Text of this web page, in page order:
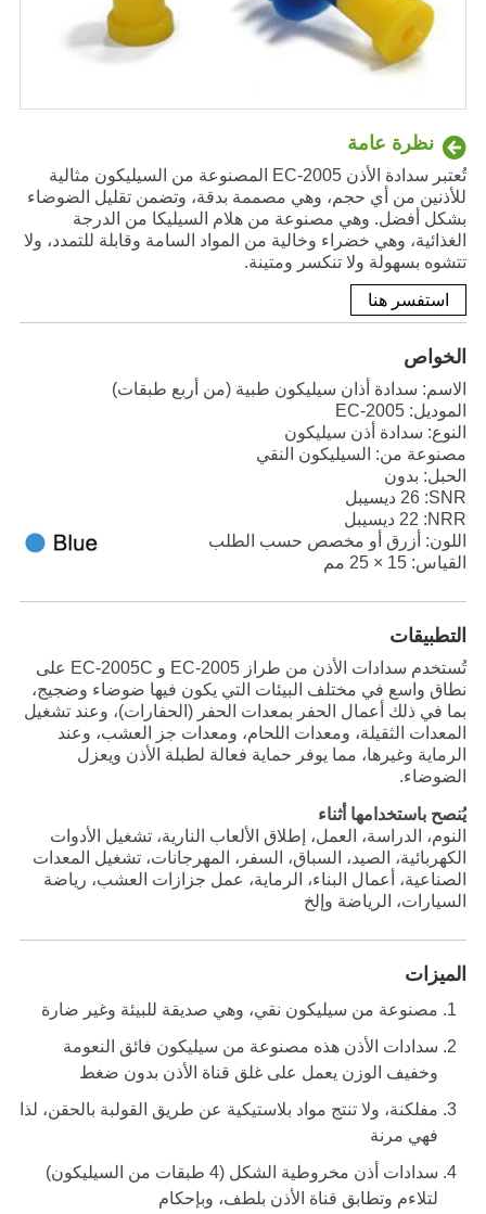
نظرة عامة
تُعتبر سدادة الأذن EC-2005 المصنوعة من السيليكون مثالية
للأذنين من أي حجم، وهي مصممة بدقة، وتضمن تقليل الضوضاء
بشكل أفضل. وهي مصنوعة من هلام السيليكا من الدرجة
الغذائية، وهي خضراء وخالية من المواد السامة وقابلة للتمدد، ولا
تتشوه بسهولة ولا تنكسر ومتينة.
استفسر هنا
الخواص
الاسم: سدادة أذان سيليكون طبية (من أربع طبقات)
الموديل: EC-2005
النوع: سدادة أذن سيليكون
مصنوعة من: السيليكون النقي
الحبل: بدون
SNR: 26 ديسيبل
NRR: 22 ديسيبل
اللون: أزرق أو مخصص حسب الطلب
القياس: 15 × 25 مم
التطبيقات
تُستخدم سدادات الأذن من طراز EC-2005 و EC-2005C على
نطاق واسع في مختلف البيئات التي يكون فيها ضوضاء وضجيج،
بما في ذلك أعمال الحفر بمعدات الحفر (الحفارات)، وعند تشغيل
المعدات الثقيلة، ومعدات اللحام، ومعدات جز العشب، وعند
الرماية وغيرها، مما يوفر حماية فعالة لطبلة الأذن ويعزل
الضوضاء.
يُنصح باستخدامها أثناء
النوم، الدراسة، العمل، إطلاق الألعاب النارية، تشغيل الأدوات
الكهربائية، الصيد، السباق، السفر، المهرجانات، تشغيل المعدات
الصناعية، أعمال البناء، الرماية، عمل جزازات العشب، رياضة
السيارات، الرياضة وإلخ
الميزات
مصنوعة من سيليكون نقي، وهي صديقة للبيئة وغير ضارة
سدادات الأذن هذه مصنوعة من سيليكون فائق النعومة
وخفيف الوزن يعمل على غلق قناة الأذن بدون ضغط
مفلكنة، ولا تنتج مواد بلاستيكية عن طريق القولبة بالحقن، لذا
فهي مرنة
سدادات أذن مخروطية الشكل (4 طبقات من السيليكون)
لتلاءم وتطابق قناة الأذن بلطف، وبإحكام